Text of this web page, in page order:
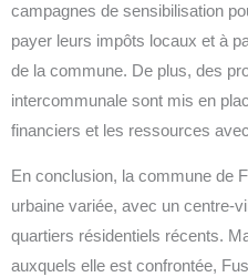
campagnes de sensibilisation
payer leurs impôts locaux et à
de la commune. De plus, des
intercommunale sont mis en
financiers et les ressources
En conclusion, la commune de
urbaine variée, avec un centre-
quartiers résidentiels récents.
auxquels elle est confrontée,